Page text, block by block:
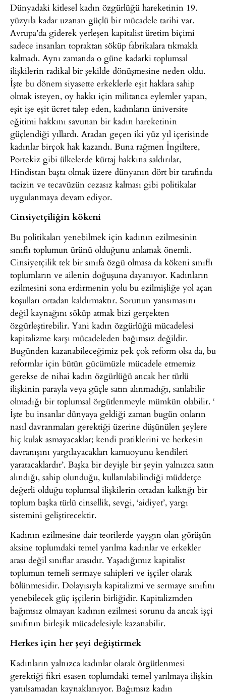
Dünyadaki kitlesel kadın özgürlüğü hareketinin 19.
yüzyıla kadar uzanan güçlü bir mücadele tarihi var.
Avrupa’da giderek yerleşen kapitalist üretim biçimi
sadece insanları topraktan söküp fabrikalara tıkmakla
kalmadı. Aynı zamanda o güne kadarki toplumsal
ilişkilerin radikal bir şekilde dönüşmesine neden oldu.
İşte bu dönem siyasette erkeklerle eşit haklara sahip
olmak isteyen, oy hakkı için militanca eylemler yapan,
eşit işe eşit ücret talep eden, kadınların üniversite
eğitimi hakkını savunan bir kadın hareketinin
güçlendiği yıllardı. Aradan geçen iki yüz yıl içerisinde
kadınlar birçok hak kazandı. Buna rağmen İngiltere,
Portekiz gibi ülkelerde kürtaj hakkına saldırılar,
Hindistan başta olmak üzere dünyanın dört bir tarafında
tacizin ve tecavüzün cezasız kalması gibi politikalar
uygulanmaya devam ediyor.
Cinsiyetçiliğin kökeni
Bu politikaları yenebilmek için kadının ezilmesinin
sınıflı toplumun ürünü olduğunu anlamak önemli.
Cinsiyetçilik tek bir sınıfa özgü olmasa da kökeni sınıflı
toplumların ve ailenin doğuşuna dayanıyor. Kadınların
ezilmesini sona erdirmenin yolu bu ezilmişliğe yol açan
koşulları ortadan kaldırmaktır. Sorunun yansımasını
değil kaynağını söküp atmak bizi gerçekten
özgürleştirebilir. Yani kadın özgürlüğü mücadelesi
kapitalizme karşı mücadeleden bağımsız değildir.
Bugünden kazanabileceğimiz pek çok reform olsa da, bu
reformlar için bütün gücümüzle mücadele etmemiz
gerekse de nihai kadın özgürlüğü ancak her türlü
ilişkinin parayla veya güçle satın alınmadığı, satılabilir
olmadığı bir toplumsal örgütlenmeyle mümkün olabilir. ‘
İşte bu insanlar dünyaya geldiği zaman bugün onların
nasıl davranmaları gerektiği üzerine düşünülen şeylere
hiç kulak asmayacaklar; kendi pratiklerini ve herkesin
davranışını yargılayacakları kamuoyunu kendileri
yaratacaklardır’. Başka bir deyişle bir şeyin yalnızca satın
alındığı, sahip olunduğu, kullanılabilindiği müddetçe
değerli olduğu toplumsal ilişkilerin ortadan kalktığı bir
toplum başka türlü cinsellik, sevgi, ‘aidiyet’, yargı
sistemini geliştirecektir.
Kadının ezilmesine dair teorilerde yaygın olan görüşün
aksine toplumdaki temel yarılma kadınlar ve erkekler
arası değil sınıflar arasıdır. Yaşadığımız kapitalist
toplumun temeli sermaye sahipleri ve işçiler olarak
bölünmesidir. Dolayısıyla kapitalizmi ve sermaye sınıfını
yenebilecek güç işçilerin birliğidir. Kapitalizmden
bağımsız olmayan kadının ezilmesi sorunu da ancak işçi
sınıfının birleşik mücadelesiyle kazanabilir.
Herkes için her şeyi değiştirmek
Kadınların yalnızca kadınlar olarak örgütlenmesi
gerektiği fikri esasen toplumdaki temel yarılmaya ilişkin
yanılsamadan kaynaklanıyor. Bağımsız kadın